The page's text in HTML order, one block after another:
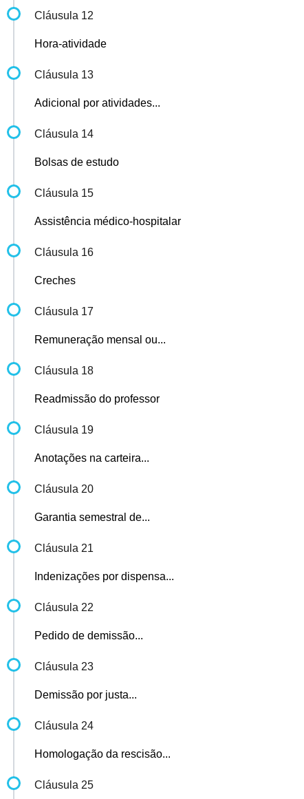
Cláusula 12
Hora-atividade
Cláusula 13
Adicional por atividades...
Cláusula 14
Bolsas de estudo
Cláusula 15
Assistência médico-hospitalar
Cláusula 16
Creches
Cláusula 17
Remuneração mensal ou...
Cláusula 18
Readmissão do professor
Cláusula 19
Anotações na carteira...
Cláusula 20
Garantia semestral de...
Cláusula 21
Indenizações por dispensa...
Cláusula 22
Pedido de demissão...
Cláusula 23
Demissão por justa...
Cláusula 24
Homologação da rescisão...
Cláusula 25